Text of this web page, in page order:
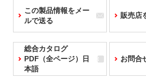
この製品情報をメー
ルで送る
販売店
総合カタログ
PDF（全ページ）日
本語
お問合